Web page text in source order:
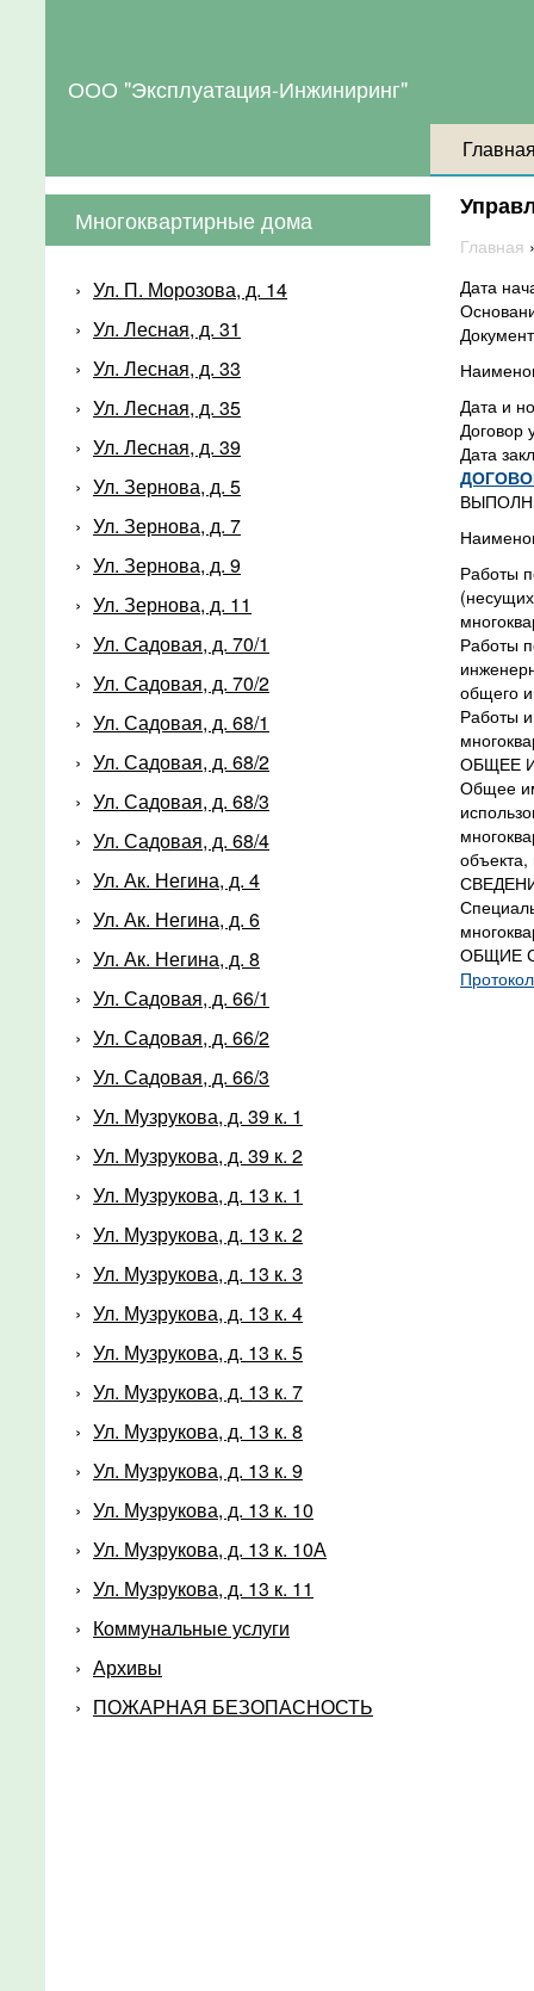
ООО "Эксплуатация-Инжиниринг"
Многоквартирные дома
Ул. П. Морозова, д. 14
Ул. Лесная, д. 31
Ул. Лесная, д. 33
Ул. Лесная, д. 35
Ул. Лесная, д. 39
Ул. Зернова, д. 5
Ул. Зернова, д. 7
Ул. Зернова, д. 9
Ул. Зернова, д. 11
Ул. Садовая, д. 70/1
Ул. Садовая, д. 70/2
Ул. Садовая, д. 68/1
Ул. Садовая, д. 68/2
Ул. Садовая, д. 68/3
Ул. Садовая, д. 68/4
Ул. Ак. Негина, д. 4
Ул. Ак. Негина, д. 6
Ул. Ак. Негина, д. 8
Ул. Садовая, д. 66/1
Ул. Садовая, д. 66/2
Ул. Садовая, д. 66/3
Ул. Музрукова, д. 39 к. 1
Ул. Музрукова, д. 39 к. 2
Ул. Музрукова, д. 13 к. 1
Ул. Музрукова, д. 13 к. 2
Ул. Музрукова, д. 13 к. 3
Ул. Музрукова, д. 13 к. 4
Ул. Музрукова, д. 13 к. 5
Ул. Музрукова, д. 13 к. 7
Ул. Музрукова, д. 13 к. 8
Ул. Музрукова, д. 13 к. 9
Ул. Музрукова, д. 13 к. 10
Ул. Музрукова, д. 13 к. 10А
Ул. Музрукова, д. 13 к. 11
Коммунальные услуги
Архивы
ПОЖАРНАЯ БЕЗОПАСНОСТЬ
Главная
Дата
Дата и
Договор
Дата
Работы
Работы
общего
Работы
ОБЩЕЕ
Общее
ОБЩИЕ
Протокол